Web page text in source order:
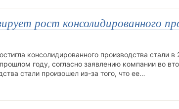
рост консолидированного
консолидированного производства стали
году, согласно заявлению компании во
стали произошел из-за того, что ее…